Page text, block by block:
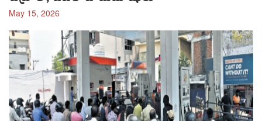
May 15, 2026